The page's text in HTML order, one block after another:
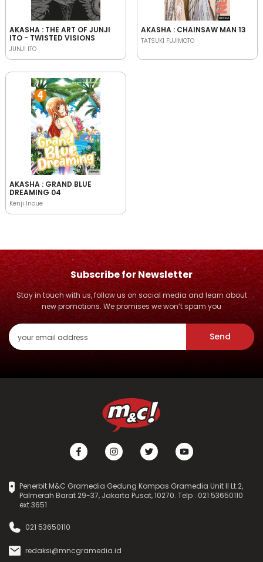
AKASHA : THE ART OF JUNJI
ITO - TWISTED VISIONS
JUNJI ITO
AKASHA : CHAINSAW MAN 13
TATSUKI FUJIMOTO
AKASHA : GRAND BLUE
DREAMING 04
Kenji Inoue
Subscribe for Newsletter
Stay in touch with us, follow us on social media and learn about
new promotions. We promises we won’t spam you
Send
Penerbit M&C Gramedia Gedung Kompas Gramedia Unit II Lt.2,
Palmerah Barat 29-37, Jakarta Pusat, 10270. Telp : 021 53650110
ext.3651
021 53650110
redaksi@mncgramedia.id